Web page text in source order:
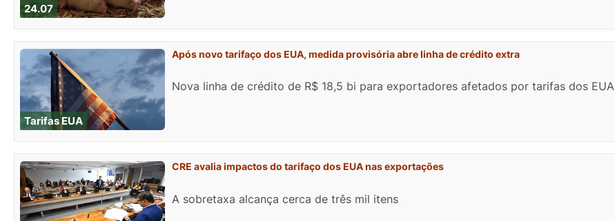
24.07
Tarifas EUA
Após novo tarifaço dos EUA, medida provisória abre linha de crédito extra
Nova linha de crédito de R$ 18,5 bi para exportadores afetados por tarifas dos EUA
CRE avalia impactos do tarifaço dos EUA nas exportações
A sobretaxa alcança cerca de três mil itens